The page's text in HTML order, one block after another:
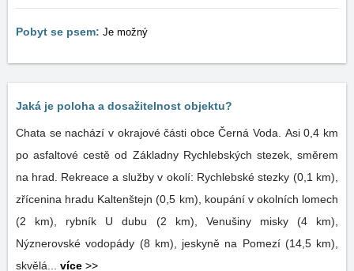
Pobyt se psem: Je možný
Jaká je poloha a dosažitelnost objektu?
Chata se nachází v okrajové části obce Černá Voda. Asi 0,4 km
po asfaltové cestě od Základny Rychlebských stezek, směrem
na hrad. Rekreace a služby v okolí: Rychlebské stezky (0,1 km),
zřícenina hradu Kaltenštejn (0,5 km), koupání v okolních lomech
(2 km), rybník U dubu (2 km), Venušiny misky (4 km),
Nýznerovské vodopády (8 km), jeskyně na Pomezí (14,5 km),
skvělá... více >>